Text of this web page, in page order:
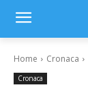
Home Cronaca
Cronaca